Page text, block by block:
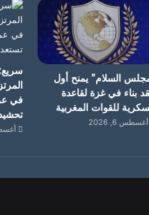
السلام” يمنح أول
بناء في غزة لقاعدة
للقوات المغربية
أغسطس 6, 2026
في
أغسطس